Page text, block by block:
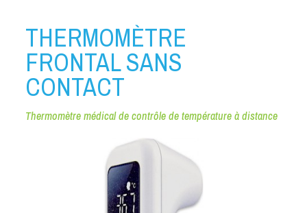
THERMOMÈTRE
FRONTAL SANS
CONTACT
Thermomètre médical de contrôle de température à distance